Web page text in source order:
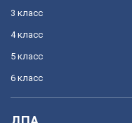
3 класс
4 класс
5 класс
6 класс